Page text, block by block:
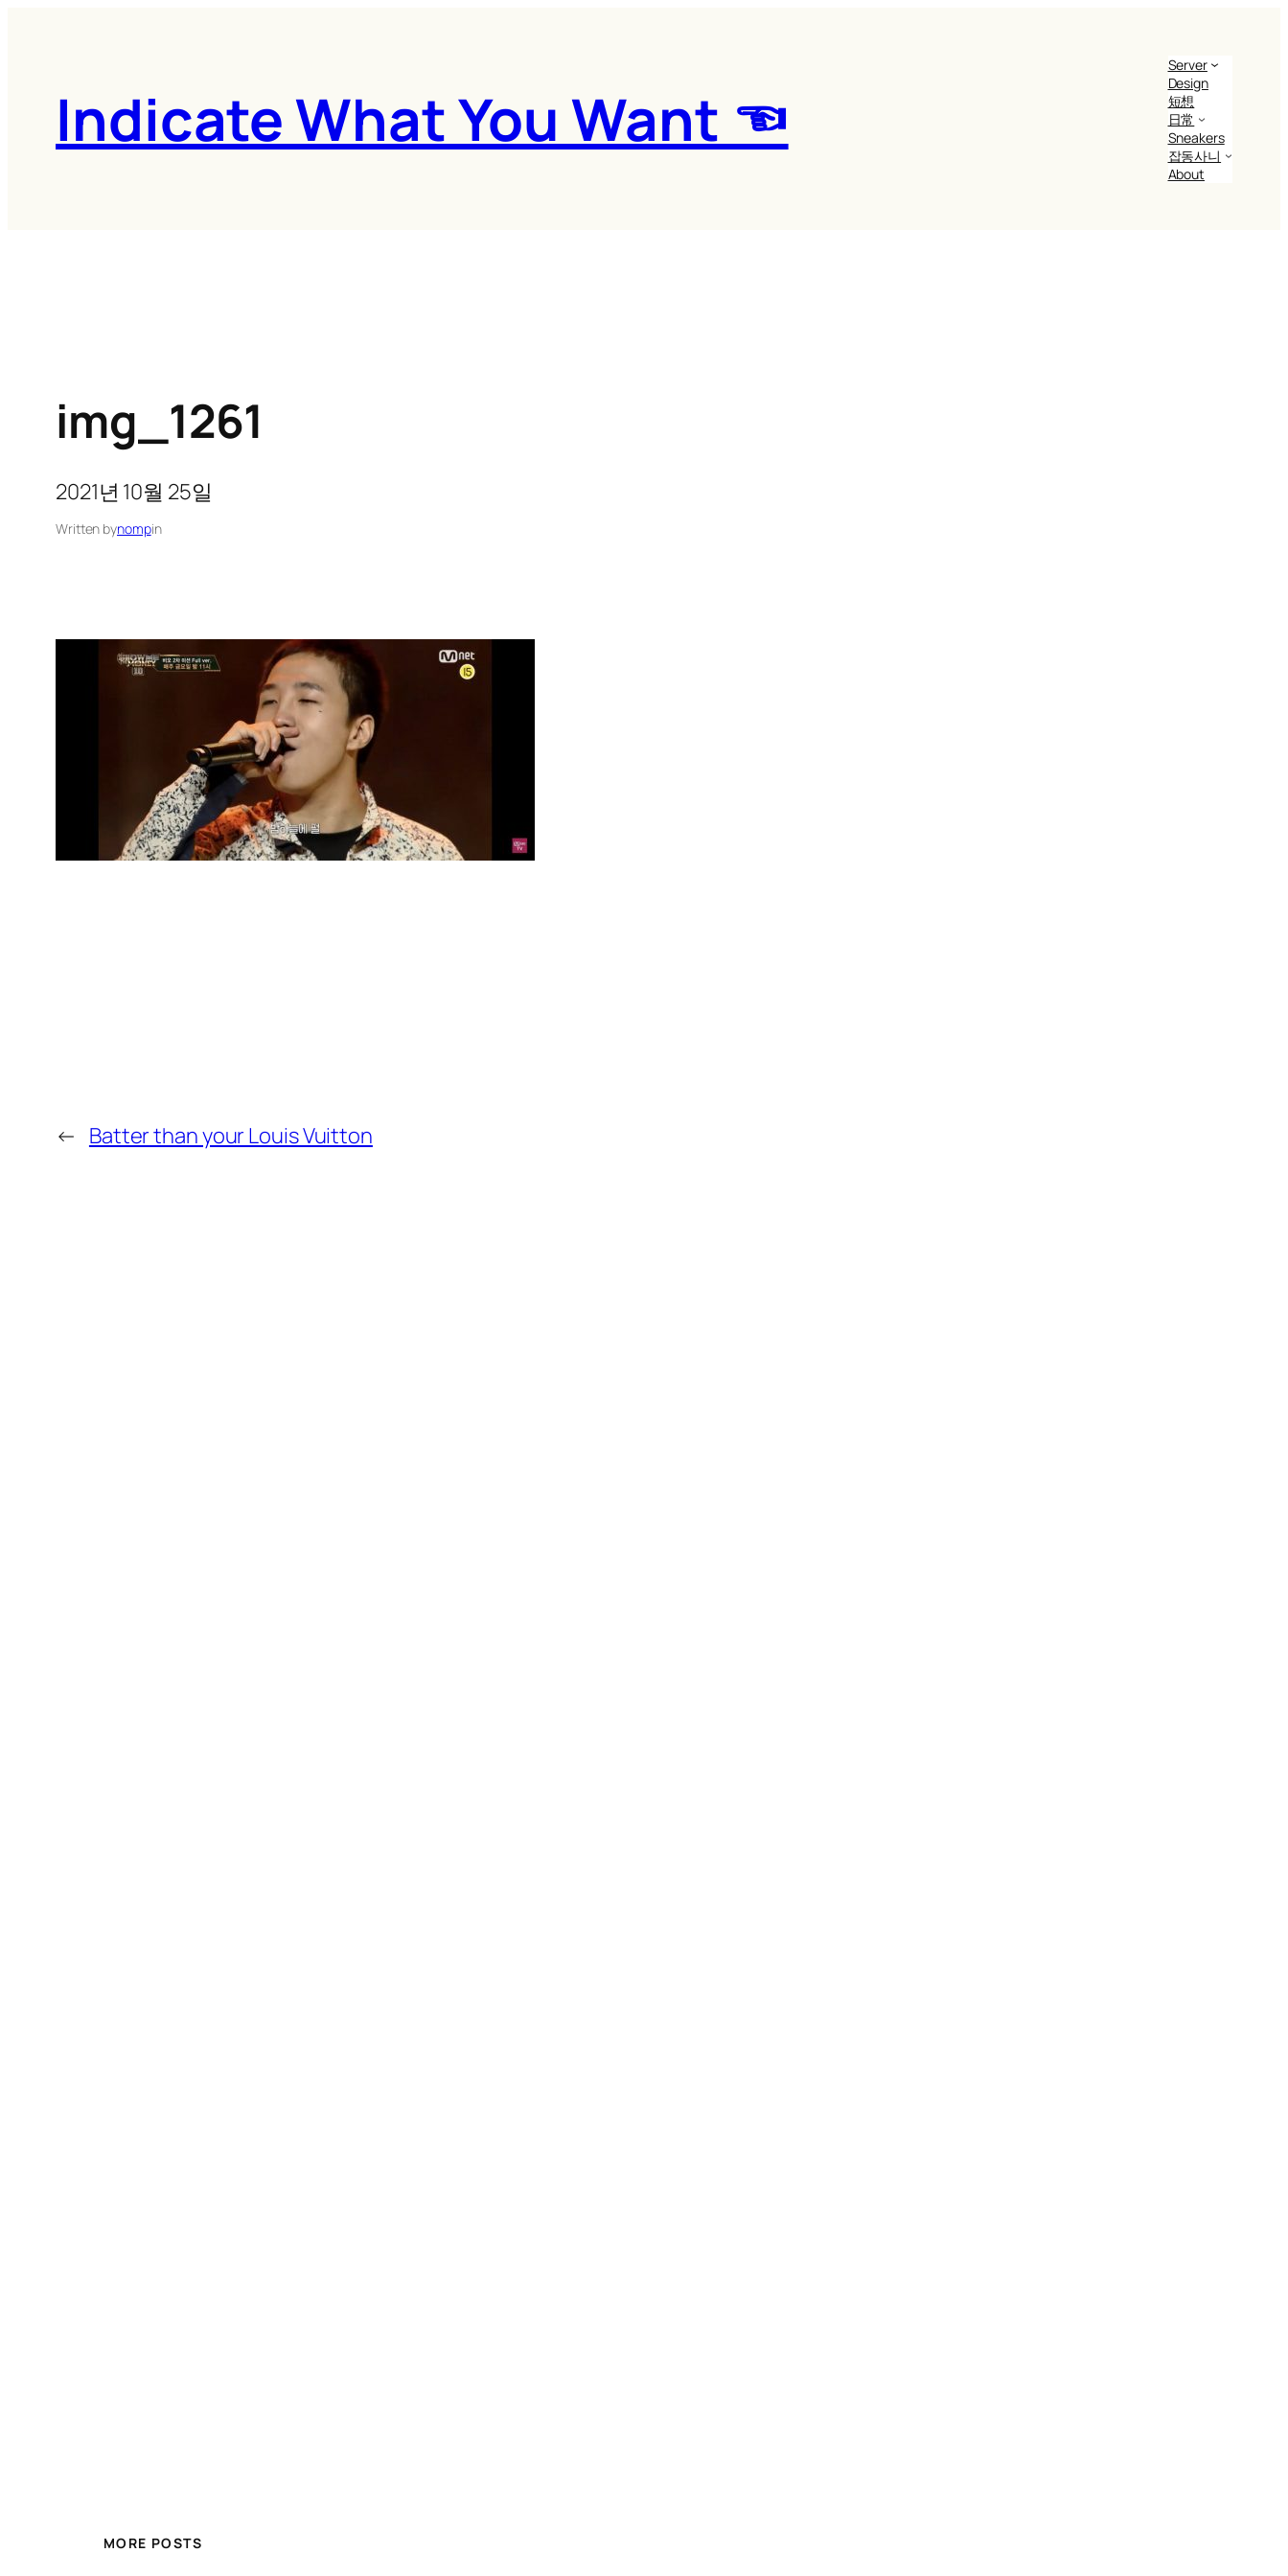
Indicate What You Want ☜
Server
Design
短想
日常
Sneakers
잡동사니
About
img_1261
2021년 10월 25일
Written bynompin
← Batter than your Louis Vuitton
MORE POSTS